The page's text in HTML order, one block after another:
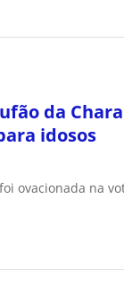
da
idosos
ovacionada na